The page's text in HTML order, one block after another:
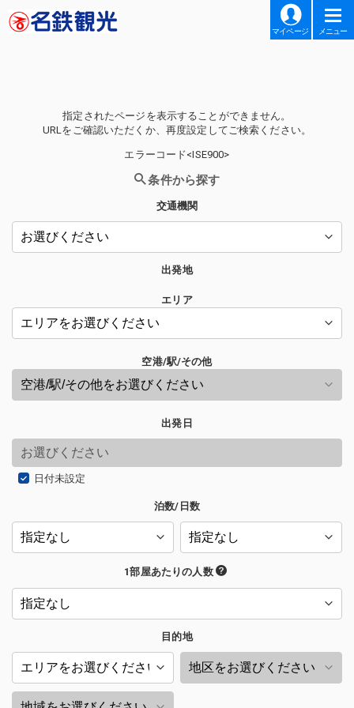
マイページ メニュー
指定されたページを表示することができません。
URLをご確認いただくか、再度設定してご検索ください。
エラーコード<ISE900>
条件から探す
交通機関
出発地
エリア
空港/駅/その他
出発日
日付未設定
泊数/日数
1部屋あたりの人数
目的地